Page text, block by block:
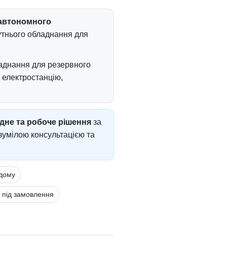
обладнання для
для резервного
та робоче рішенняза
консультацією та
під замовлення